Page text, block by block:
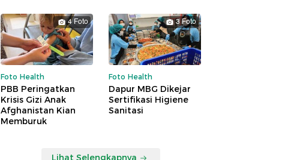
4 Foto
Foto Health
PBB Peringatkan
Krisis Gizi Anak
Afghanistan Kian
Memburuk
3 Foto
Foto Health
Dapur MBG Dikejar
Sertifikasi Higiene
Sanitasi
Lihat Selengkapnya